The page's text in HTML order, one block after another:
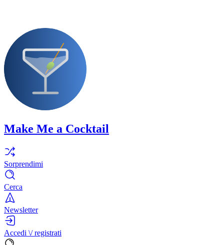
Make Me a Cocktail
Sorprendimi
Cerca
Newsletter
Accedi \/ registrati